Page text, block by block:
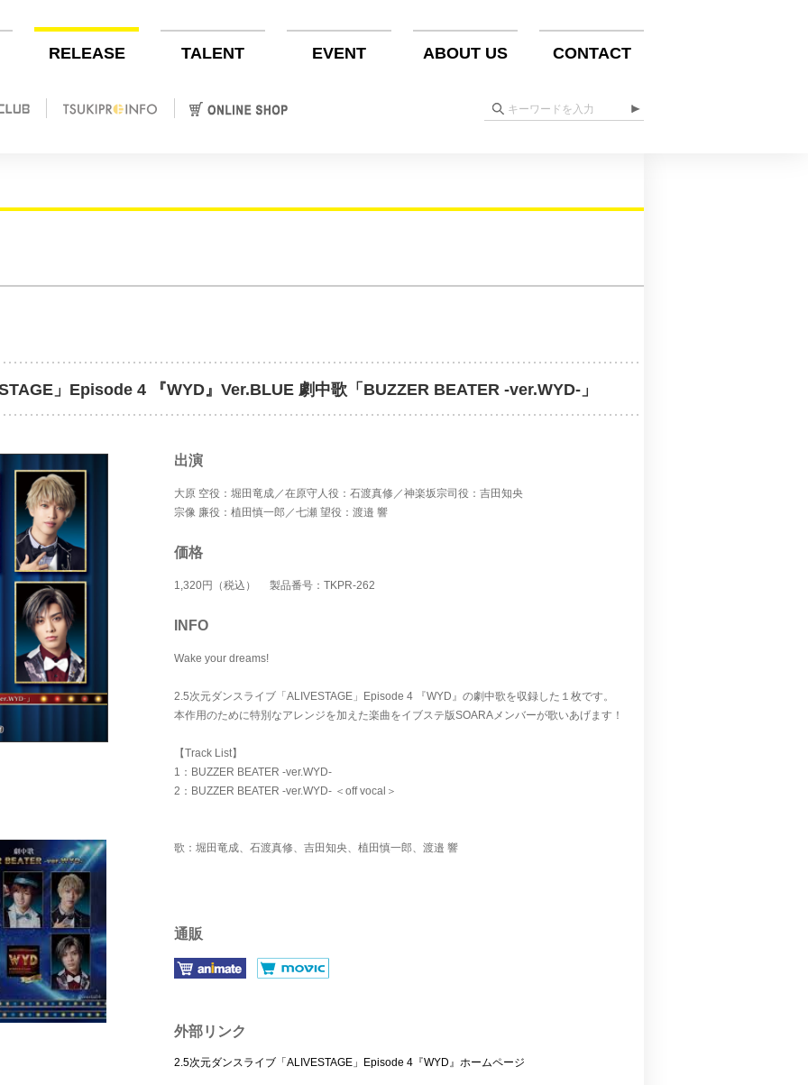
RELEASE TALENT EVENT ABOUT US CONTACT
」Episode 4 『WYD』Ver.BLUE 劇中歌「BUZZER BEATER -ver.WYD-」
出演
大原 空役：堀田竜成／在原守人役：石渡真修／神楽坂宗司役：吉田知央
宗像 廉役：植田慎一郎／七瀬 望役：渡邉 響
価格
1,320円（税込） 製品番号：TKPR-262
INFO
Wake your dreams!
2.5次元ダンスライブ「ALIVESTAGE」Episode 4 『WYD』の劇中歌を収録した１枚です。
本作用のために特別なアレンジを加えた楽曲をイブステ版SOARAメンバーが歌いあげます！
【Track List】
1：BUZZER BEATER -ver.WYD-
2：BUZZER BEATER -ver.WYD- ＜off vocal＞
歌：堀田竜成、石渡真修、吉田知央、植田慎一郎、渡邉 響
通販
外部リンク
2.5次元ダンスライブ「ALIVESTAGE」Episode 4『WYD』ホームページ